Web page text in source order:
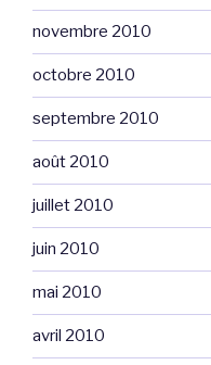
novembre 2010
octobre 2010
septembre 2010
août 2010
juillet 2010
juin 2010
mai 2010
avril 2010